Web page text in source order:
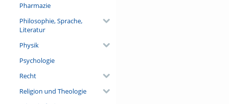
Pharmazie
Philosophie, Sprache,
Literatur
Physik
Psychologie
Recht
Religion und Theologie